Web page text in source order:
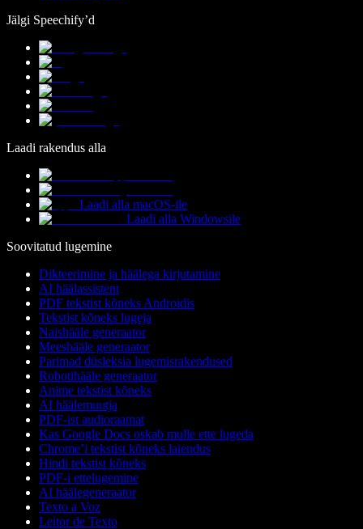
Jälgi Speechify’d
Laadi rakendus alla
Laadi alla macOS-ile
Laadi alla Windowsile
Soovitatud lugemine
Dikteerimine ja häälega kirjutamine
AI häälassistent
PDF tekstist kõneks Androidis
Tekstist kõneks lugeja
Naishääle generaator
Meeshääle generaator
Parimad düsleksia lugemisrakendused
Robotihääle generaator
Anime tekstist kõneks
AI häälemuutja
PDF-ist audioraamat
Kas Google Docs oskab mulle ette lugeda
Chrome’i tekstist kõneks laiendus
Hindi tekstist kõneks
PDF-i ettelugemine
AI häälegeneraator
Texto a Voz
Leitor de Texto